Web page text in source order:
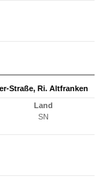
Straße, Ri. Altfranken
Land
SN